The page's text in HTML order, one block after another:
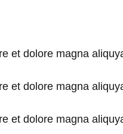
et dolore magna
et dolore magna
et dolore magna